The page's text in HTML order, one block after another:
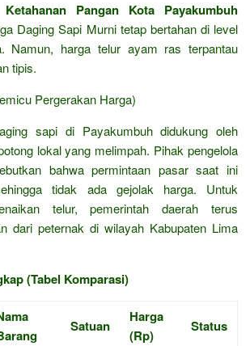
Pangan Kota Payakumbuh
Daging Sapi Murni tetap bertahan di level
Namun, harga telur ayam ras terpantau
tipis.
Pergerakan Harga)
sapi di Payakumbuh didukung oleh
lokal yang melimpah. Pihak pengelola
bahwa permintaan pasar saat ini
tidak ada gejolak harga. Untuk
telur, pemerintah daerah terus
dari peternak di wilayah Kabupaten Lima
(Tabel Komparasi)
Satuan
Harga
(Rp)
Status